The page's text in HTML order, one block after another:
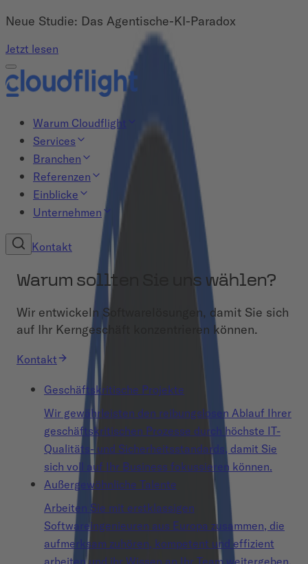
Neue Studie: Das Agentische-KI-Paradox
Jetzt lesen
Warum Cloudflight
Services
Branchen
Referenzen
Einblicke
Unternehmen
Kontakt
Warum sollten Sie uns wählen?
Wir entwickeln Softwarelösungen, damit Sie sich
auf Ihr Kerngeschäft konzentrieren können.
Kontakt
Geschäftskritische Projekte
Wir gewährleisten den reibungslosen Ablauf Ihrer
geschäftskritischen Prozesse durch höchste IT-
Qualitäts- und Sicherheitsstandards, damit Sie
sich voll auf Ihr Business fokussieren können.
Außergewöhnliche Talente
Arbeiten Sie mit erstklassigen
Softwareingenieuren aus Europa zusammen, die
aufmerksam zuhören, kompetent und effizient
arbeiten und ihr Wissen an Ihr Team weitergeben.